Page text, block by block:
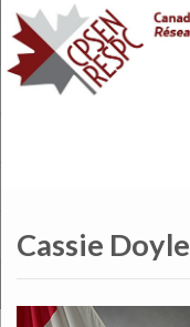
Cassie Doyle